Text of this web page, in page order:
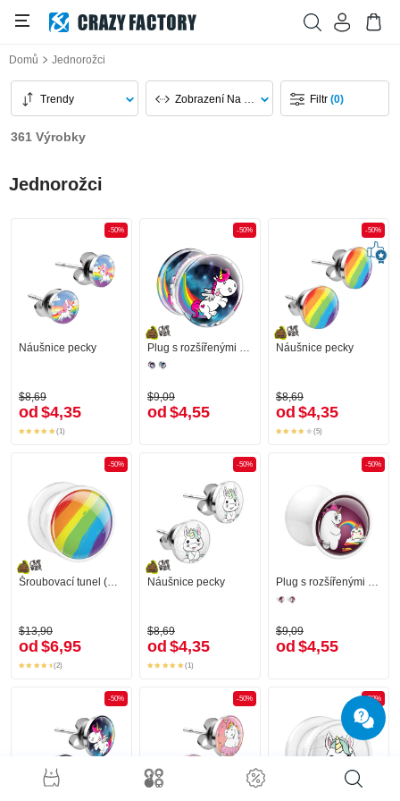
Domů Jednorožci
Trendy Zobrazení Na Stránku Filtr(0)
361 Výrobky
Jednorožci
-50%
Náušnice pecky
$8,69
od $4,35
(1)
-50%
Plug s rozšířenými konci (akryl transparentní) s designem Crapwaer
$9,09
od $4,55
-50%
Náušnice pecky
$8,69
od $4,35
(5)
-50%
$13,90
od $6,95
(2)
-50%
Náušnice pecky
$8,69
od $4,35
(1)
-50%
$9,09
od $4,55
-50% -50% -50%